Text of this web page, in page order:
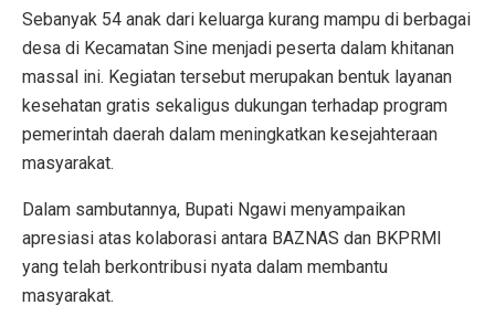
Sebanyak 54 anak dari keluarga kurang mampu di berbagai
desa di Kecamatan Sine menjadi peserta dalam khitanan
massal ini. Kegiatan tersebut merupakan bentuk layanan
kesehatan gratis sekaligus dukungan terhadap program
pemerintah daerah dalam meningkatkan kesejahteraan
masyarakat.
Dalam sambutannya, Bupati Ngawi menyampaikan
apresiasi atas kolaborasi antara BAZNAS dan BKPRMI
yang telah berkontribusi nyata dalam membantu
masyarakat.